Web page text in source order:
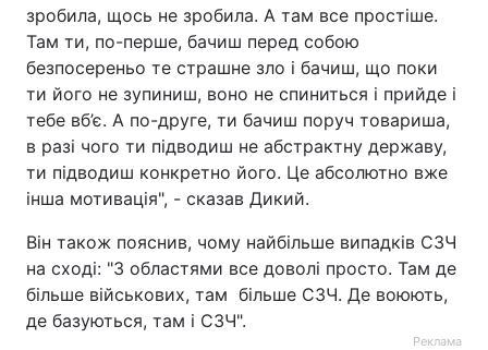
зробила, щось не зробила. А там все простіше.
Там ти, по-перше, бачиш перед собою
безпосереньо те страшне зло і бачиш, що поки
ти його не зупиниш, воно не спиниться і прийде і
тебе вб’є. А по-друге, ти бачиш поруч товариша,
в разі чого ти підводиш не абстрактну державу,
ти підводиш конкретно його. Це абсолютно вже
інша мотивація", - сказав Дикий.
Він також пояснив, чому найбільше випадків СЗЧ
на сході: "З областями все доволі просто. Там де
більше військових, там більше СЗЧ. Де воюють,
де базуються, там і СЗЧ".
Реклама